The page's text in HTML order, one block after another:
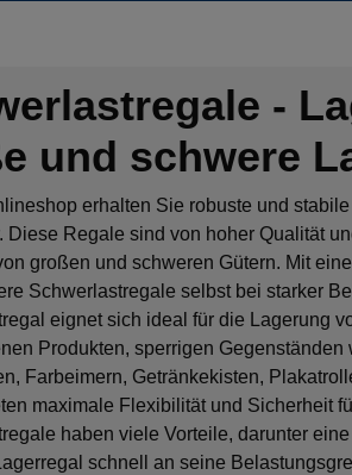
-
und schwere
erhalten Sie robuste und
Diese Regale sind von hoher Qualität
großen und schweren Gütern. Mit
Schwerlastregale selbst bei starker
eignet sich ideal für die Lagerung
Produkten, sperrigen
Farbeimern, Getränkekisten,
maximale Flexibilität und Sicherheit
haben viele Vorteile, darunter
schnell an seine